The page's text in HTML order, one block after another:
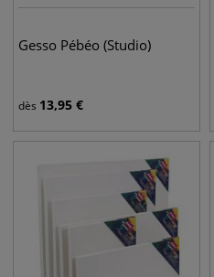
Gesso Pébéo (Studio)
dès 13,95 €